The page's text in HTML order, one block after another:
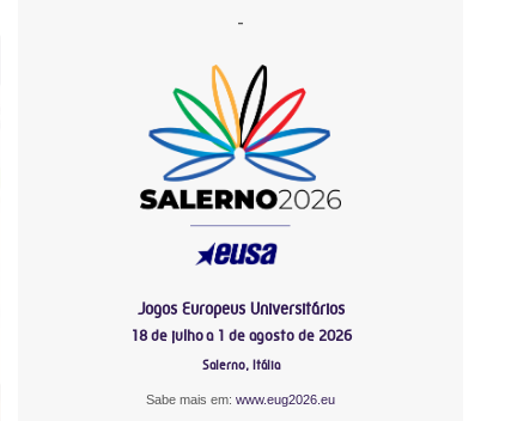
-
Jogos Europeus Universitários
18 de julho a 1 de agosto de 2026
Salerno, Itália
Sabe mais em:www.eug2026.eu